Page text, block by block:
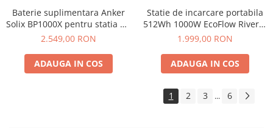
Telemetre
Termometre
Multimetre de Banc
Accesorii instrumente de masura
Baterie suplimentara Anker
Solix BP1000X pentru statia de
alimentare portabila Anker
2.549,00 RON
ADAUGA IN COS
Statie de incarcare portabila
512Wh 1000W EcoFlow River 2
Max
1.999,00 RON
ADAUGA IN COS
1 2 3 ... 6